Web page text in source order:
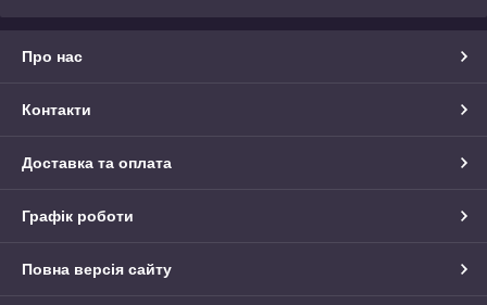
Про нас
Контакти
Доставка та оплата
Графік роботи
Повна версія сайту